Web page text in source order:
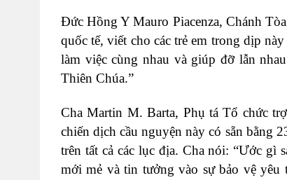
Đức Hồng Y Mauro Piacenza, Chánh
quốc tế, viết cho các trẻ em trong dịp
làm việc cùng nhau và giúp đỡ lẫn
Thiên Chúa.”
Cha Martin M. Barta, Phụ tá Tổ chức
chiến dịch cầu nguyện này có sẵn bằng
trên tất cả các lục địa. Cha nói: “Ước
mới mẻ và tin tưởng vào sự bảo vệ yêu